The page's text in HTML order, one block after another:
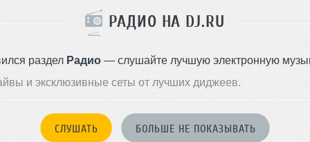
РАДИО НА DJ.RU
раздел Радио— слушайте лучшую электронную
и эксклюзивные сеты от лучших диджеев.
СЛУШАТЬ БОЛЬШЕ НЕ ПОКАЗЫВАТЬ